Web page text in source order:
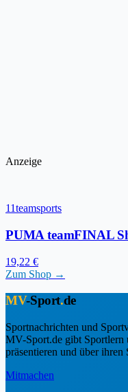
Anzeige
11teamsports
PUMA teamFINAL
19,22 €
Zum Shop →
MV-Sport.de
Sportnachrichten und
MV-Sport.de gibt Sportlern
präsentieren und über ihren
Mitmachen